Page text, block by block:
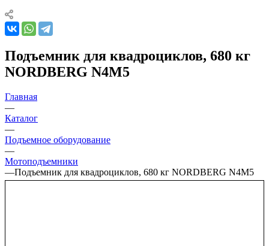
Подъемник для квадроциклов, 680 кг
NORDBERG N4M5
Главная
—
Каталог
—
Подъемное оборудование
—
Мотоподъемники
—Подъемник для квадроциклов, 680 кг NORDBERG N4M5